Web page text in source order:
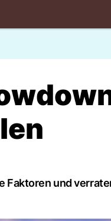
Faktoren und